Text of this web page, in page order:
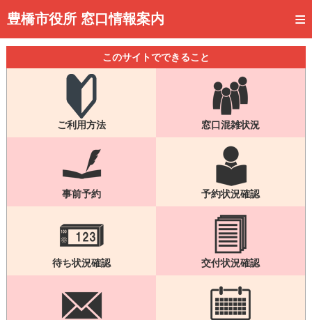
豊橋市役所 窓口情報案内
トップページ
ご利用方法
予約状況確認
窓口混雑状況
待ち状況確認
交付状況確認
混雑予想カレンダー
このサイトでできること
ご利用方法 窓口混雑状況
事前予約 予約状況確認
待ち状況確認 交付状況確認